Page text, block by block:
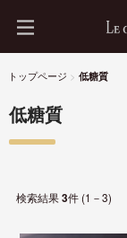
トップページ > 低糖質
低糖質
3件 (1－3)